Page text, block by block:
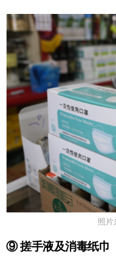
照片
⑨ 搓手液及消毒纸巾